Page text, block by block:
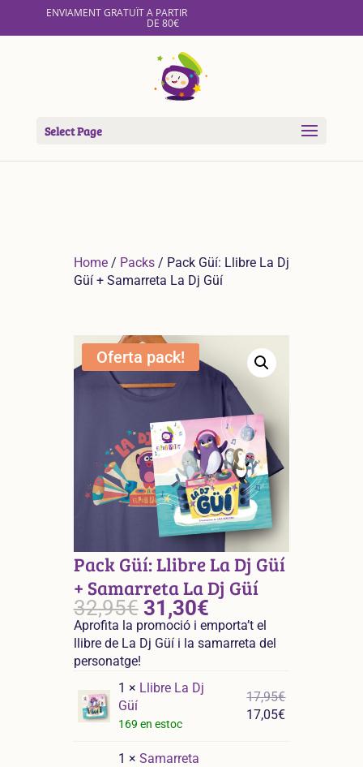
ENVIAMENT GRATUÏT A PARTIR
DE 80€
Select Page
Home/ Packs/ Pack Güí: Llibre La Dj
Güí + Samarreta La Dj Güí
Oferta pack!
Pack Güí: Llibre La Dj Güí
+ Samarreta La Dj Güí
32,95€ 31,30€
Aprofita la promoció i emporta’t el
llibre de La Dj Güí i la samarreta del
personatge!
1 × Llibre La Dj
Güí
169 en estoc
17,95€El
preu
17,05€El
1 × Samarreta